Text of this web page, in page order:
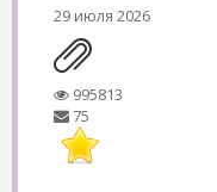
29 июля 2026
995813
75